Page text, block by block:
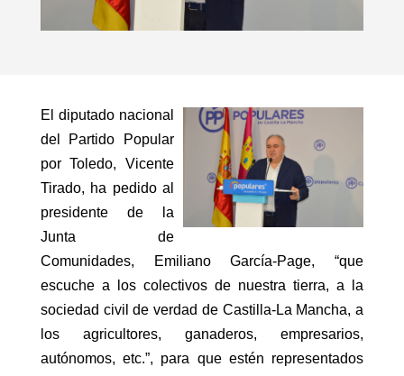
El diputado nacional
del Partido Popular
por Toledo, Vicente
Tirado, ha pedido al
presidente de la
Junta de
Comunidades, Emiliano García-Page, “que
escuche a los colectivos de nuestra tierra, a la
sociedad civil de verdad de Castilla-La Mancha, a
los agricultores, ganaderos, empresarios,
autónomos, etc.”, para que estén representados